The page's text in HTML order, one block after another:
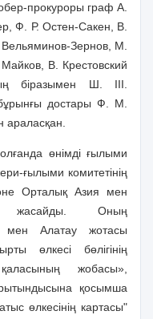
прокуроры граф А.
Ф. Р. Остен-Сакен, В.
Зернов, М.
В. Крестовский
біразымен Ш. III.
достары Ф. М.
өнімді ғылыми
ғылыми комитетінің
Орталық Азия мен
жасайды. Оның
мен Алатау жотасы
өлкесі бөлігінің
жобасы»,
қосымша
өлкесінің картасы"